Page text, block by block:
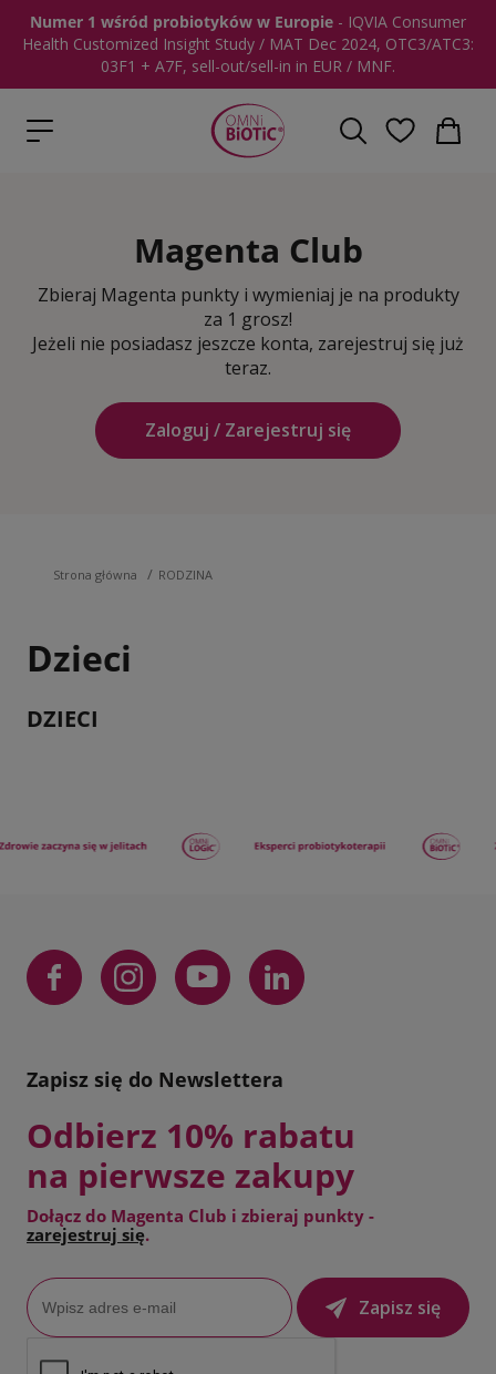
Numer 1 wśród probiotyków w Europie - IQVIA Consumer
Health Customized Insight Study / MAT Dec 2024, OTC3/ATC3:
03F1 + A7F, sell-out/sell-in in EUR / MNF.
Magenta Club
Zbieraj Magenta punkty i wymieniaj je na produkty
za 1 grosz!
Jeżeli nie posiadasz jeszcze konta, zarejestruj się już
teraz.
Zaloguj / Zarejestruj się
Strona główna / RODZINA
Dzieci
DZIECI
Zapisz się do Newslettera
Odbierz 10% rabatu
na pierwsze zakupy
Dołącz do Magenta Club i zbieraj punkty -
zarejestruj się.
Zapisz się